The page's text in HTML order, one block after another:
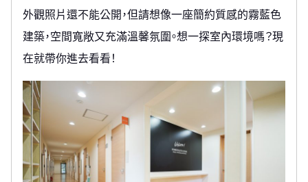
外觀照片還不能公開，但請想像一座簡約質感的霧藍色
建築，空間寬敞又充滿溫馨氛圍。想一探室內環境嗎？現
在就帶你進去看看！